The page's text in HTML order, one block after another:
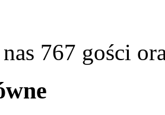
767 gości